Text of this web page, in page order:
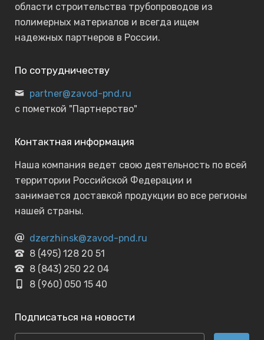
области строительства трубопроводов из
полимерных материалов и всегда ищем
надежных партнеров в России.
По сотрудничеству
partner@zavod-pnd.ru
с пометкой "Партнерство"
Контактная информация
Наша компания ведет свою деятельность по всей
территории Российской Федерации и
занимается доставкой продукции во все регионы
нашей страны.
dzerzhinsk@zavod-pnd.ru
8 (495) 128 20 51
8 (843) 250 22 04
8 (960) 050 15 40
Подписаться на новости